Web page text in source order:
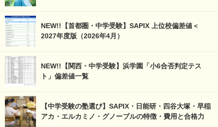
NEW!!【首都圏・中学受験】SAPIX 上位校偏差値＜
2027年度版（2026年4月）
NEW!!【関西・中学受験】浜学園「小6合否判定テス
ト」偏差値一覧
【中学受験の塾選び】SAPIX・日能研・四谷大塚・早稲
アカ・エルカミノ・グノーブルの特徴・費用と合格力